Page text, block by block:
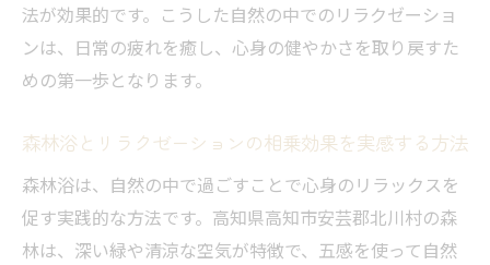
法が効果的です。こうした自然の中でのリラクゼーショ
ンは、日常の疲れを癒し、心身の健やかさを取り戻すた
めの第一歩となります。
森林浴とリラクゼーションの相乗効果を実感する方法
森林浴は、自然の中で過ごすことで心身のリラックスを
促す実践的な方法です。高知県高知市安芸郡北川村の森
林は、深い緑や清涼な空気が特徴で、五感を使って自然